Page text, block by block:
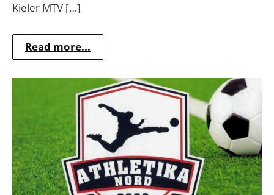
Kieler MTV […]
Read more...